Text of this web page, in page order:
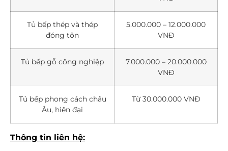
Tủ bếp thép và thép
đóng tôn
5.000.000 – 12.000.000
VNĐ
Tủ bếp gỗ công nghiệp
7.000.000 – 20.000.000
VNĐ
Tủ bếp phong cách châu
Âu, hiện đại
Từ 30.000.000 VNĐ
Thông tin liên hệ: